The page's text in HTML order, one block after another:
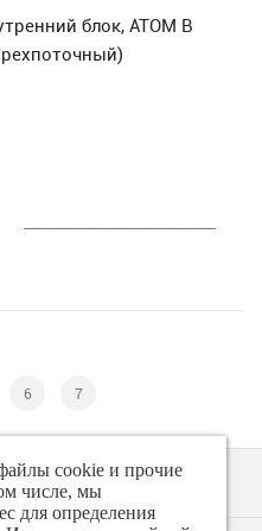
блок, ATOM B
6 7
cookie и прочие
числе, мы
для определения